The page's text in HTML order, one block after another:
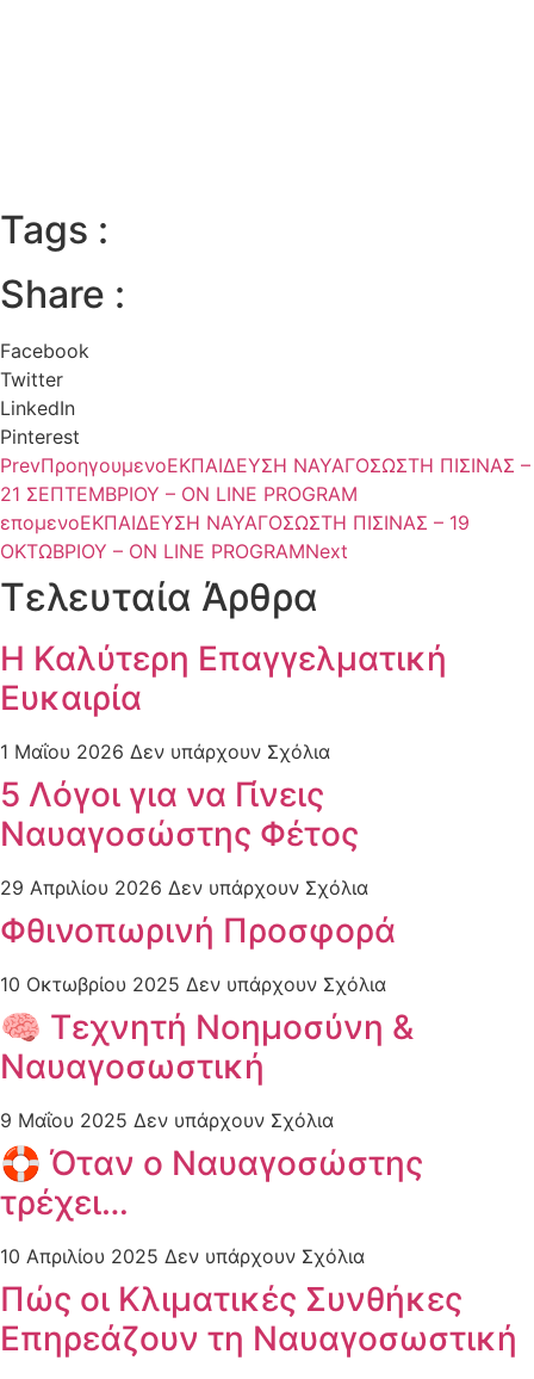
Tags :
Share :
Facebook
Twitter
LinkedIn
Pinterest
PrevΠροηγουμενοΕΚΠΑΙΔΕΥΣΗ ΝΑΥΑΓΟΣΩΣΤΗ ΠΙΣΙΝΑΣ –
21 ΣΕΠΤΕΜΒΡΙΟΥ – ON LINE PROGRAM
επομενοΕΚΠΑΙΔΕΥΣΗ ΝΑΥΑΓΟΣΩΣΤΗ ΠΙΣΙΝΑΣ – 19
ΟΚΤΩΒΡΙΟΥ – ON LINE PROGRAMNext
Τελευταία Άρθρα
Η Καλύτερη Επαγγελματική
Ευκαιρία
1 Μαΐου 2026 Δεν υπάρχουν Σχόλια
5 Λόγοι για να Γίνεις
Ναυαγοσώστης Φέτος
29 Απριλίου 2026 Δεν υπάρχουν Σχόλια
Φθινοπωρινή Προσφορά
10 Οκτωβρίου 2025 Δεν υπάρχουν Σχόλια
🧠 Τεχνητή Νοημοσύνη &
Ναυαγοσωστική
9 Μαΐου 2025 Δεν υπάρχουν Σχόλια
🛟 Όταν ο Nαυαγοσώστης
τρέχει…
10 Απριλίου 2025 Δεν υπάρχουν Σχόλια
Πώς οι Κλιματικές Συνθήκες
Επηρεάζουν τη Ναυαγοσωστική